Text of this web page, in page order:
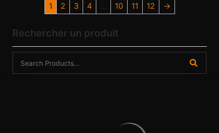
1 2 3 4 … 10 11 12 →
Rechercher un produit